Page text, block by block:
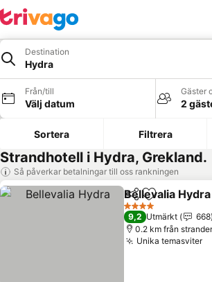
Destination
Hydra
Från/till
Välj datum
Gäster
2
Sortera Filtrera
Strandhotell i Hydra, Grekland.
Så påverkar betalningar till oss rankningen
Dela Lägg till i
Bellevalia Hydra
4 Stjärnor
9,2 Utmärkt
668
0.2 km från
Unika temasviter